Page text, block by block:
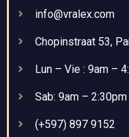
info@vralex.com
Chopinstraat 53,
Lun – Vie : 9am –
Sab: 9am – 2:30pm
(+597) 897 9152